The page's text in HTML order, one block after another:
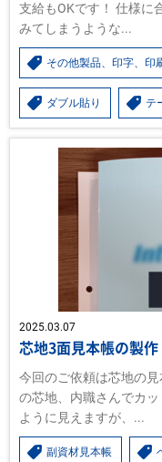
支給もOKです！ 仕様に
みてしまうような...
その他製品、印字、印
ダブル貼り テ
2025.03.07
芯地3面見本帳の製作
今回のご依頼は芯地の
の芯地、内職さんでカ
ように見えますが、...
副資材見本帳